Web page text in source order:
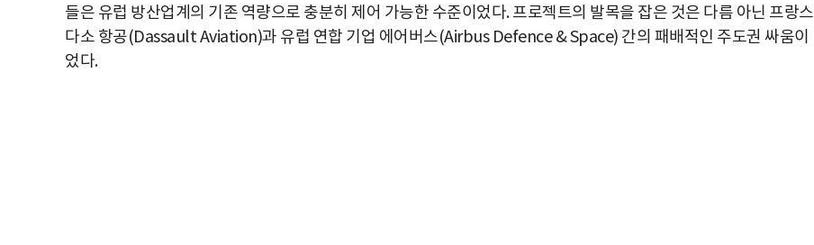
들은 유럽 방산업계의 기존 역량으로 충분히 제어 가능한 수준이었다. 프로젝트의 발목을 잡은 것은 다름 아닌 프랑스
다소 항공(Dassault Aviation)과 유럽 연합 기업 에어버스(Airbus Defence & Space) 간의 패배적인 주도권 싸움이
었다.